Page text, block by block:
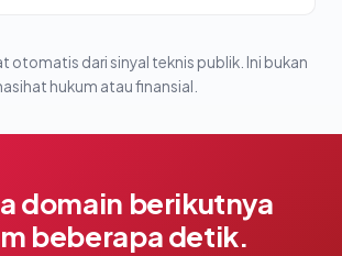
otomatis dari sinyal teknis publik. Ini bukan
hukum atau finansial.
domain berikutnya
beberapa detik.